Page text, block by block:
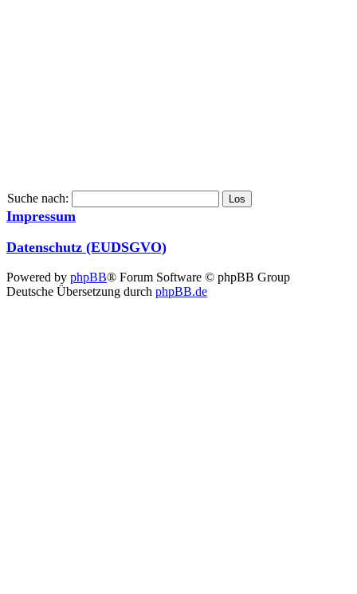
Suche nach:
Impressum
Datenschutz (EUDSGVO)
Powered by phpBB® Forum Software © phpBB Group
Deutsche Übersetzung durch phpBB.de